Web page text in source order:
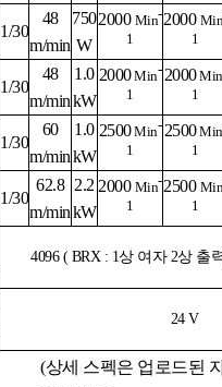
1/30
48
m/min
750
W
2000 Min-
1
2000
1
1/30
48
m/min
1.0
kW
2000Min-
1
2000Min
1
1/30
60
m/min
1.0
kW
2500Min-
1
2500Min
1
1/30
62.8
m/min
2.2
kW
2000 Min-
1
2500
1
4096 ( BRX : 1상 여자 2상 출
24 V
(상세 스펙은 업로드된